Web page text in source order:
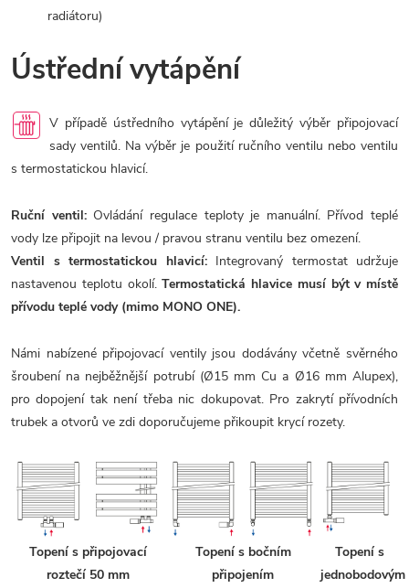
radiátoru)
Ústřední vytápění
V případě ústředního vytápění je důležitý výběr připojovací
sady ventilů. Na výběr je použití ručního ventilu nebo ventilu
s termostatickou hlavicí.
Ruční ventil:Ovládání regulace teploty je manuální. Přívod teplé
vody lze připojit na levou / pravou stranu ventilu bez omezení.
Ventil s termostatickou hlavicí:Integrovaný termostat udržuje
nastavenou teplotu okolí.Termostatická hlavice musí být v místě
přívodu teplé vody (mimo MONO ONE).
Námi nabízené připojovací ventily jsou dodávány včetně svěrného
šroubení na nejběžnější potrubí (Ø15 mm Cu a Ø16 mm Alupex),
pro dopojení tak není třeba nic dokupovat. Pro zakrytí přívodních
trubek a otvorů ve zdi doporučujeme přikoupit krycí rozety.
Topení s připojovací
roztečí 50 mm
Topení s bočním
připojením
Topení s
jednobodovým